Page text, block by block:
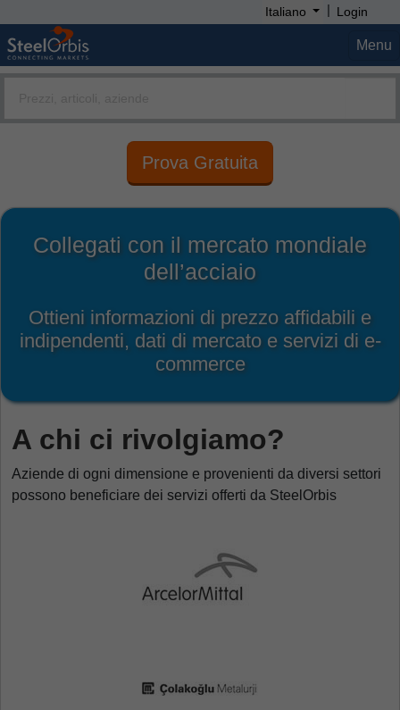
Italiano | Login
Menu
Prova Gratuita
Collegati con il mercato mondiale
dell’acciaio
Ottieni informazioni di prezzo affidabili e
indipendenti, dati di mercato e servizi di e-
commerce
A chi ci rivolgiamo?
Aziende di ogni dimensione e provenienti da diversi settori
possono beneficiare dei servizi offerti da SteelOrbis